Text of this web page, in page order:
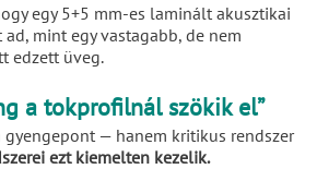
egy 5+5 mm-es laminált akusztikai
mint egy vastagabb, de nem
edzett üveg.
a tokprofilnál szökik el”
gyengepont — hanem kritikus rendszer
ezt kiemelten kezelik.